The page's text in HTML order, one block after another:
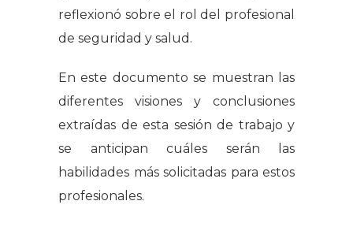
reflexionó sobre el rol del profesional
de seguridad y salud.
En este documento se muestran las
diferentes visiones y conclusiones
extraídas de esta sesión de trabajo y
se anticipan cuáles serán las
habilidades más solicitadas para estos
profesionales.